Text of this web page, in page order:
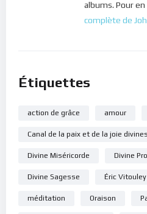
albums. Pour en
complète de
Étiquettes
action de grâce amour
Canal de la paix et de la joie divines
Divine Miséricorde Divine
Divine Sagesse Éric Vitouley
méditation Oraison